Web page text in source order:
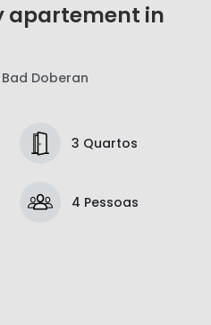
apartement in
Doberan
3 Quartos
4 Pessoas